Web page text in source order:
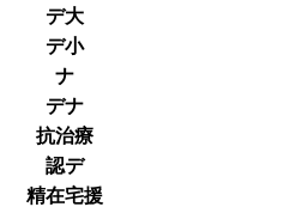
デ大
デ小
ナ
デナ
抗治療
認デ
精在宅援